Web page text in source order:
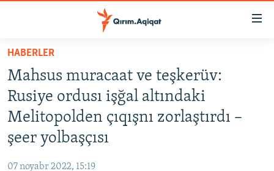
Esas
qaytmaq
Baş
navigatsiyağa
qaytmaq
Qıdıruvğa
HABERLER
İQTİSADİYAT
HABERLER
Mahsus muracaat ve teşkerüv:
Rusiye ordusı işğal altındaki
Melitopolden çıqışnı zorlaştırdı –
şeer yolbaşçısı
07 noyabr 2022, 15:19